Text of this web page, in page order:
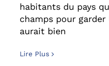
habitants du pays
champs pour
aurait bien
Lire Plus